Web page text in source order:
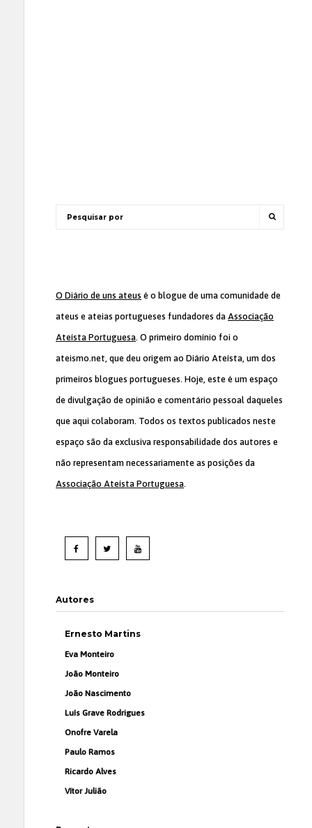
O Diário de uns ateus é o blogue de uma comunidade de
ateus e ateias portugueses fundadores da Associação
Ateísta Portuguesa. O primeiro domínio foi o
ateismo.net, que deu origem ao Diário Ateísta, um dos
primeiros blogues portugueses. Hoje, este é um espaço
de divulgação de opinião e comentário pessoal daqueles
que aqui colaboram. Todos os textos publicados neste
espaço são da exclusiva responsabilidade dos autores e
não representam necessariamente as posições da
Associação Ateísta Portuguesa.
Autores
Ernesto Martins
Eva Monteiro
João Monteiro
João Nascimento
Luís Grave Rodrigues
Onofre Varela
Paulo Ramos
Ricardo Alves
Vítor Julião